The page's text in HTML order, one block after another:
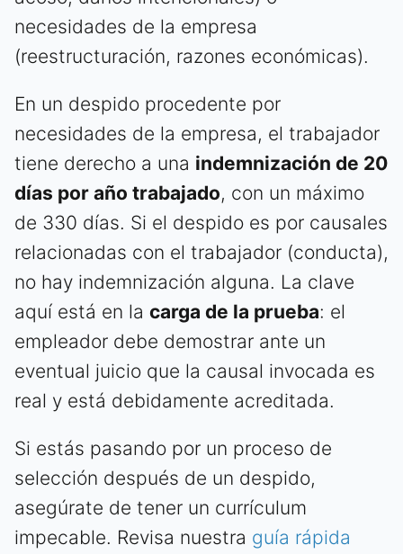
necesidades de la empresa
(reestructuración, razones económicas).
En un despido procedente por
necesidades de la empresa, el trabajador
tiene derecho a una indemnización de 20
días por año trabajado, con un máximo
de 330 días. Si el despido es por causales
relacionadas con el trabajador (conducta),
no hay indemnización alguna. La clave
aquí está en la carga de la prueba: el
empleador debe demostrar ante un
eventual juicio que la causal invocada es
real y está debidamente acreditada.
Si estás pasando por un proceso de
selección después de un despido,
asegúrate de tener un currículum
impecable. Revisa nuestra guía rápida